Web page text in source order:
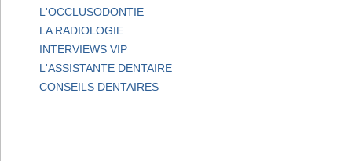
L'OCCLUSODONTIE
LA RADIOLOGIE
INTERVIEWS VIP
L'ASSISTANTE DENTAIRE
CONSEILS DENTAIRES